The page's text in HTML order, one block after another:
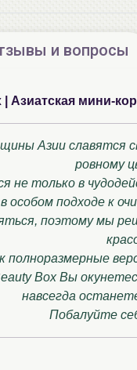
и вопросы
Азиатская мини-
Азии славятся
ровному
не только в
особом подходе к
поэтому мы
полноразмерные
Box Вы
навсегда
Побалуйте